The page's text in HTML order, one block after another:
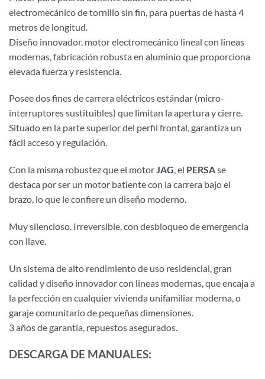
electromecánico de tornillo sin fin, para puertas de hasta 4
metros de longitud.
Diseño innovador, motor electromecánico lineal con lineas
modernas, fabricación robusta en aluminio que proporciona
elevada fuerza y resistencia.
Posee dos fines de carrera eléctricos estándar (micro-
interruptores sustituibles) que limitan la apertura y cierre.
Situado en la parte superior del perfil frontal, garantiza un
fácil acceso y regulación.
Con la misma robustez que el motorJAG, el PERSAse
destaca por ser un motor batiente con la carrera bajo el
brazo, lo que le confiere un diseño moderno.
Muy silencioso. Irreversible, con desbloqueo de emergencia
con llave.
Un sistema de alto rendimiento de uso residencial, gran
calidad y diseño innovador con lineas modernas, que encaja a
la perfección en cualquier vivienda unifamiliar moderna, o
garaje comunitario de pequeñas dimensiones.
3 años de garantía, repuestos asegurados.
DESCARGA DE MANUALES: